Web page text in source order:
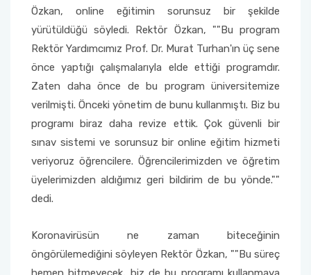
Özkan, online eğitimin sorunsuz bir şekilde
yürütüldüğü söyledi. Rektör Özkan, ""Bu program
Rektör Yardımcımız Prof. Dr. Murat Turhan'ın üç sene
önce yaptığı çalışmalarıyla elde ettiği programdır.
Zaten daha önce de bu program üniversitemize
verilmişti. Önceki yönetim de bunu kullanmıştı. Biz bu
programı biraz daha revize ettik. Çok güvenli bir
sınav sistemi ve sorunsuz bir online eğitim hizmeti
veriyoruz öğrencilere. Öğrencilerimizden ve öğretim
üyelerimizden aldığımız geri bildirim de bu yönde.""
dedi.
Koronavirüsün ne zaman biteceğinin
öngörülemediğini söyleyen Rektör Özkan, ""Bu süreç